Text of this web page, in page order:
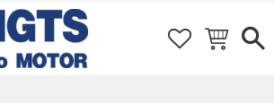
FAVORITER
KUNDVAGN